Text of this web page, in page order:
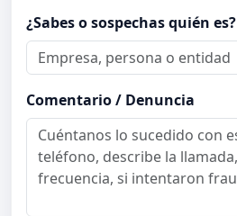
¿Sabes o sospechas quién es?
Comentario / Denuncia